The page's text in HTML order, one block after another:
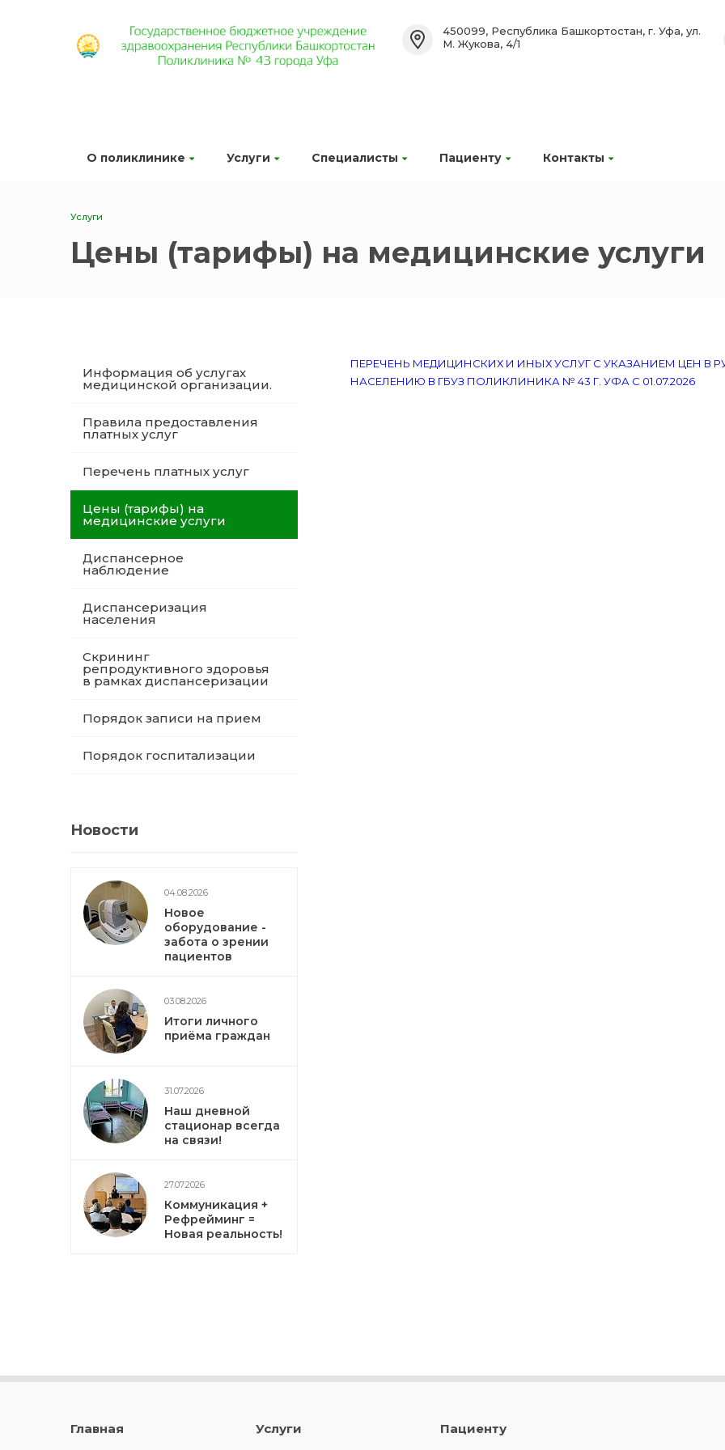
О поликлинике Услуги Специалисты Пациенту Контакты
450099, Республика Башкортостан, г. Уфа, ул.
М. Жукова, 4/1
Услуги
Цены (тарифы) на медицинские услуги
Информация об услугах
медицинской организации.
Правила предоставления
платных услуг
Перечень платных услуг
Цены (тарифы) на
медицинские услуги
Диспансерное
наблюдение
Диспансеризация
населения
Скрининг
репродуктивного здоровья
в рамках диспансеризации
Порядок записи на прием
Порядок госпитализации
Новости
04.08.2026
Новое
оборудование -
забота о зрении
пациентов
03.08.2026
Итоги личного
приёма граждан
31.07.2026
Наш дневной
стационар всегда
на связи!
27.07.2026
Коммуникация +
Рефрейминг =
Новая реальность!
ПЕРЕЧЕНЬ МЕДИЦИНСКИХ И ИНЫХ УСЛУГ С УКАЗАНИЕМ ЦЕН В
НАСЕЛЕНИЮ В ГБУЗ ПОЛИКЛИНИКА № 43 Г. УФА С 01.07.2026
Главная Услуги Пациенту